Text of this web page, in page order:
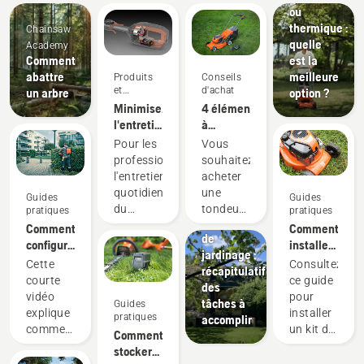
Chainsaw
Academy
Comment
abattre
un arbre
Guides
pratiques
Comment
configurer
et
installer
correctement
la
batterie
Cette
courte
vidéo
explique
comment
Produits
et
innovations
Minimisez
l'entretien
grâce
aux
outils à
batterie
Pour les
professionnels,
l'entretien
quotidien
du
est l'une
de ces
tâches
chronophages
qui
peuvent
perturber
leur
Guides
pratiques
Comment
stocker
Conseils
d'achat
4 éléments
à
prendre
en
compte
lors de
l'achat
tondeuse
Vous
souhaitez
acheter
une
tondeuse ?
quelques
critères
à
prendre
en
compte
lorsque
Guides
pratiques
de
jardinage :
récapitulatif
des
tâches à
accomplir
ou
thermique :
quelle
est la
meilleure
option ?
Guides
pratiques
Comment
installer
un kit
broyeur
sur votre
tondeuse
Husqvarna
Consultez
ce guide
pour
installer
un kit de